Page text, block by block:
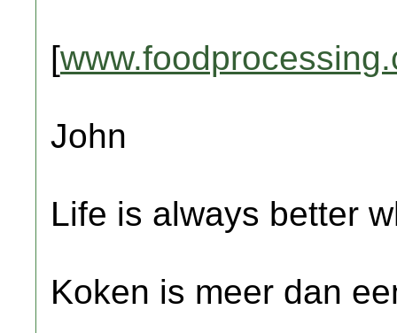
[
John
Life is always better
Koken is meer dan